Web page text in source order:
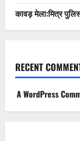
कावड़ मेला:मित्र
RECENT
A WordPress